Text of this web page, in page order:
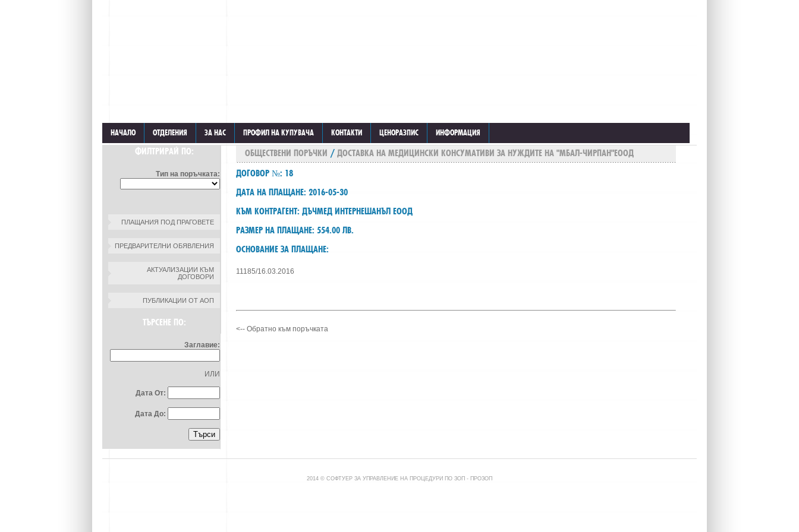
НАЧАЛО ОТДЕЛЕНИЯ ЗА НАС ПРОФИЛ НА КУПУВАЧА КОНТАКТИ ЦЕНОРАЗПИС ИНФОРМАЦИЯ
ФИЛТРИРАЙ ПО:
Тип на поръчката:
ПЛАЩАНИЯ ПОД ПРАГОВЕТЕ
ПРЕДВАРИТЕЛНИ ОБЯВЛЕНИЯ
АКТУАЛИЗАЦИИ КЪМ
ДОГОВОРИ
ПУБЛИКАЦИИ ОТ АОП
ТЪРСЕНЕ ПО:
Заглавие:
ИЛИ
Дата От:
Дата До:
ОБЩЕСТВЕНИ ПОРЪЧКИ / ДОСТАВКА НА МЕДИЦИНСКИ КОНСУМАТИВИ ЗА НУЖДИТЕ НА "МБАЛ-ЧИРПАН"ЕООД
ДОГОВОР №: 18
ДАТА НА ПЛАЩАНЕ: 2016-05-30
КЪМ КОНТРАГЕНТ: ДЪЧМЕД ИНТЕРНЕШАНЪЛ ЕООД
РАЗМЕР НА ПЛАЩАНЕ: 554.00 ЛВ.
ОСНОВАНИЕ ЗА ПЛАЩАНЕ:
11185/16.03.2016
<-- Обратно към поръчката
2014 © СОФТУЕР ЗА УПРАВЛЕНИЕ НА ПРОЦЕДУРИ ПО ЗОП - ПРОЗОП